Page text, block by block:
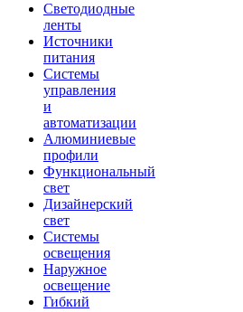
Светодиодные
ленты
Источники
питания
Системы
управления
и
автоматизации
Алюминиевые
профили
Функциональный
свет
Дизайнерский
свет
Системы
освещения
Наружное
освещение
Гибкий